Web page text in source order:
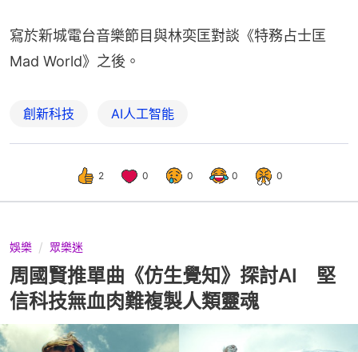
寫於新城電台音樂節目與林奕匡對談《特務占士匡
Mad World》之後。
創新科技 AI人工智能
2 0 0 0 0
娛樂 眾樂迷
周國賢推單曲《仿生覺知》探討AI 堅
信科技無血肉難複製人類靈魂